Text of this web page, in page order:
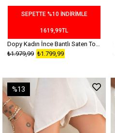
SEPETTE %10 İNDİRİMLE
1619,99TL
Dopy Kadın İnce Bantlı Saten Topuklu Babet Bej
₺1.799,99
₺1.979,99
%13